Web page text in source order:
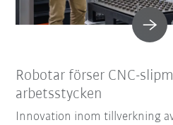
Robotar förser CNC-
arbetsstycken
Innovation inom tillverkning